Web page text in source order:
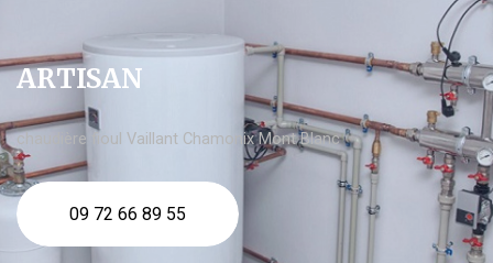
ARTISAN
chaudière fioul Vaillant Chamonix Mont Blanc
09 72 66 89 55